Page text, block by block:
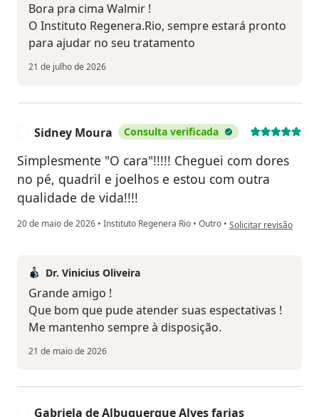
Bora pra cima Walmir !
O Instituto Regenera.Rio, sempre estará pronto
para ajudar no seu tratamento
21 de julho de 2026
Sidney Moura Consulta verificada
Simplesmente "O cara"!!!!! Cheguei com dores
no pé, quadril e joelhos e estou com outra
qualidade de vida!!!!
20 de maio de 2026 • Instituto Regenera Rio • Outro • na opinião do
Solicitar revisão
Dr. Vinicius Oliveira
Grande amigo !
Que bom que pude atender suas espectativas !
Me mantenho sempre à disposição.
21 de maio de 2026
Gabriela de Albuquerque Alves farias